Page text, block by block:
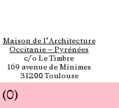
(0)
Maison de l’Architecture
Occitanie — Pyrénées
c/o Le Timbre
169 avenue de Minimes
31200 Toulouse